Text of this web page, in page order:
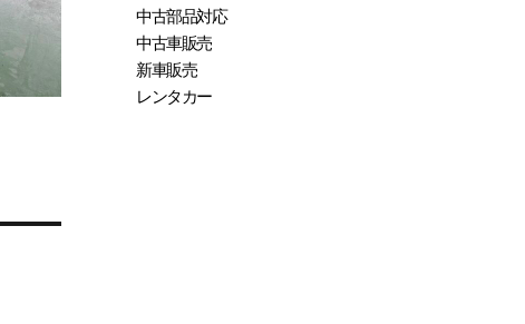
中古部品対応
中古車販売
新車販売
レンタカー